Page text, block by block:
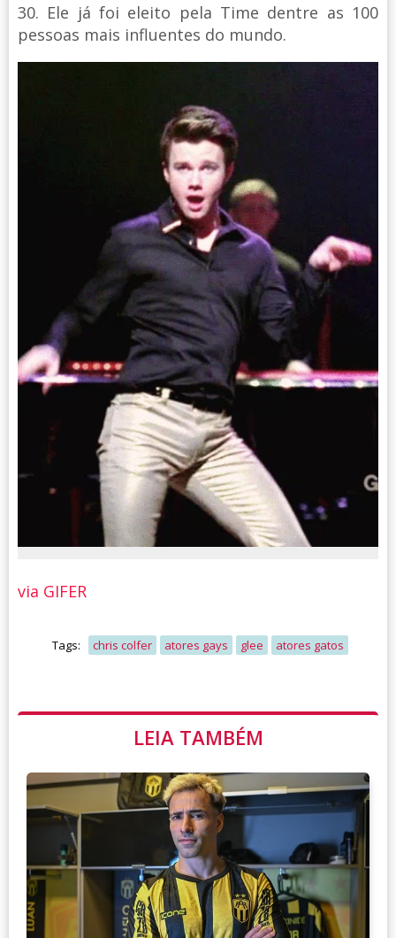
30. Ele já foi eleito pela Time dentre as 100
pessoas mais influentes do mundo.
via GIFER
Tags: chris colfer atores gays glee atores gatos
LEIA TAMBÉM